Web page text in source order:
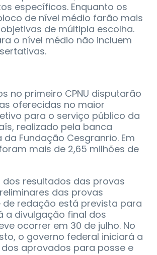
específicos. Enquanto os
de nível médio farão mais
de múltipla escolha.
o nível médio não incluem
no primeiro CPNU disputarão
oferecidas no maior
para o serviço público da
realizado pela banca
Fundação Cesgranrio. Em
mais de 2,65 milhões de
dos resultados das provas
das provas
de redação está prevista para
a divulgação final dos
ocorrer em 30 de julho. No
o governo federal iniciará a
aprovados para posse e